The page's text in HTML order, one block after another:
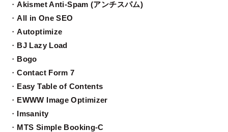
・Akismet Anti-Spam (アンチスパム)
・All in One SEO
・Autoptimize
・ BJ Lazy Load
・ Bogo
・Contact Form 7
・ Easy Table of Contents
・ EWWW Image Optimizer
・ Imsanity
・ MTS Simple Booking-C